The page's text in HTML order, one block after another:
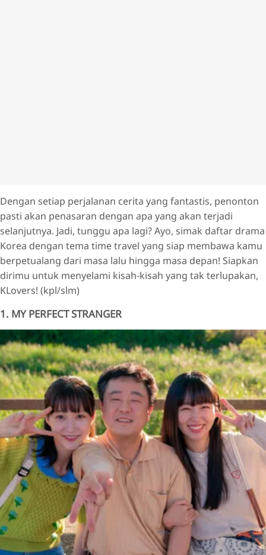
Dengan setiap perjalanan cerita yang fantastis, penonton
pasti akan penasaran dengan apa yang akan terjadi
selanjutnya. Jadi, tunggu apa lagi? Ayo, simak daftar drama
Korea dengan tema time travel yang siap membawa kamu
berpetualang dari masa lalu hingga masa depan! Siapkan
dirimu untuk menyelami kisah-kisah yang tak terlupakan,
KLovers! (kpl/slm)
1. MY PERFECT STRANGER